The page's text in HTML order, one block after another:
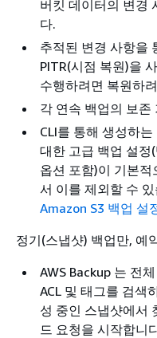
버킷 데이터의 변경
다.
추적된 변경 사항을
PITR(시점 복원)을
수행하려면 복원하
각 연속 백업의 보존
CLI를 통해 생성하
대한 고급 백업 설정
옵션 포함)이 기본
서 이를 제외할 수
Amazon S3 백업 설
정기(스냅샷) 백업만, 예
AWS Backup 는 전
ACL 및 태그를 검색
성 중인 스냅샷에서
드 요청을 시작합니